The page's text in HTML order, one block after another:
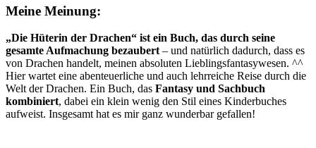
Meine Meinung:
„Die Hüterin der Drachen“ ist ein Buch, das durch seine
gesamte Aufmachung bezaubert– und natürlich dadurch, dass es
von Drachen handelt, meinen absoluten Lieblingsfantasywesen. ^^
Hier wartet eine abenteuerliche und auch lehrreiche Reise durch die
Welt der Drachen. Ein Buch, das Fantasy und Sachbuch
kombiniert, dabei ein klein wenig den Stil eines Kinderbuches
aufweist. Insgesamt hat es mir ganz wunderbar gefallen!